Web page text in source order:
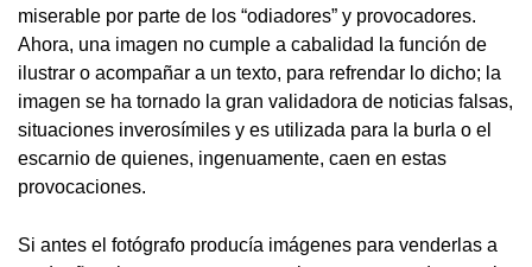
miserable por parte de los “odiadores” y provocadores.
Ahora, una imagen no cumple a cabalidad la función de
ilustrar o acompañar a un texto, para refrendar lo dicho; la
imagen se ha tornado la gran validadora de noticias falsas,
situaciones inverosímiles y es utilizada para la burla o el
escarnio de quienes, ingenuamente, caen en estas
provocaciones.
Si antes el fotógrafo producía imágenes para venderlas a